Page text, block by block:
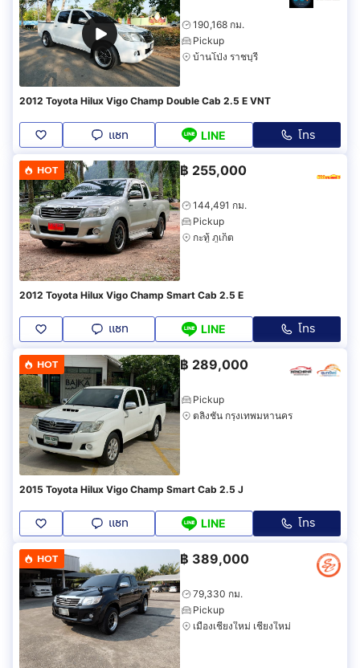
190,168 กม.
Pickup
บ้านโป่ง ราชบุรี
2012 Toyota Hilux Vigo Champ Double Cab 2.5 E VNT
แชท LINE โทร
HOT ฿ 255,000
144,491 กม.
Pickup
กะทู้ ภูเก็ต
2012 Toyota Hilux Vigo Champ Smart Cab 2.5 E
แชท LINE โทร
HOT ฿ 289,000
Pickup
ตลิ่งชัน กรุงเทพมหานคร
2015 Toyota Hilux Vigo Champ Smart Cab 2.5 J
แชท LINE โทร
HOT ฿ 389,000
79,330 กม.
Pickup
เมืองเชียงใหม่ เชียงใหม่